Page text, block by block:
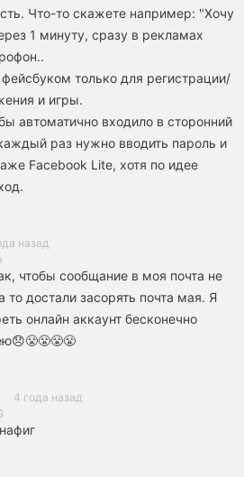
Что-то скажете например: "Хочу
1 минуту, сразу в рекламах
только для регистрации/
и игры.
автоматично входило в сторонний
раз нужно вводить пароль и
Facebook Lite, хотя по идее
назад
чтобы сообщание в моя почта не
то достали засорять почта мая. Я
онлайн аккаунт бесконечно
4 года назад